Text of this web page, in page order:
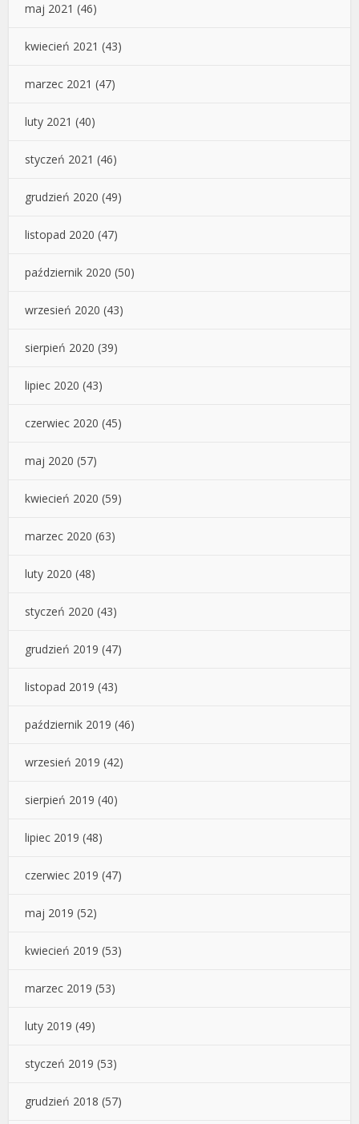
maj 2021 (46)
kwiecień 2021 (43)
marzec 2021 (47)
luty 2021 (40)
styczeń 2021 (46)
grudzień 2020 (49)
listopad 2020 (47)
październik 2020 (50)
wrzesień 2020 (43)
sierpień 2020 (39)
lipiec 2020 (43)
czerwiec 2020 (45)
maj 2020 (57)
kwiecień 2020 (59)
marzec 2020 (63)
luty 2020 (48)
styczeń 2020 (43)
grudzień 2019 (47)
listopad 2019 (43)
październik 2019 (46)
wrzesień 2019 (42)
sierpień 2019 (40)
lipiec 2019 (48)
czerwiec 2019 (47)
maj 2019 (52)
kwiecień 2019 (53)
marzec 2019 (53)
luty 2019 (49)
styczeń 2019 (53)
grudzień 2018 (57)